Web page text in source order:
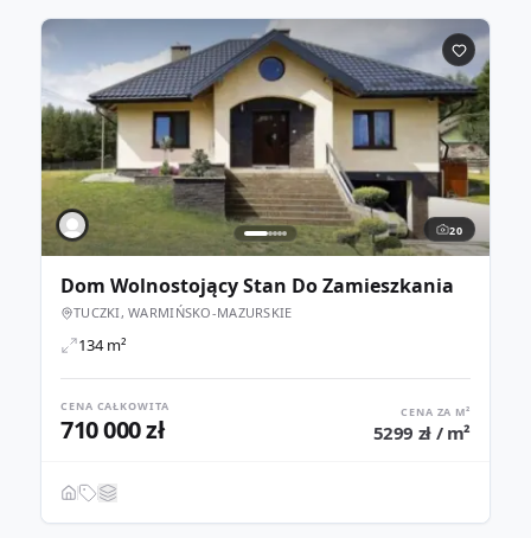
20
Dom Wolnostojący Stan Do Zamieszkania
TUCZKI, WARMIŃSKO-MAZURSKIE
134 m²
CENA CAŁKOWITA
710 000 zł
CENA ZA M²
5299 zł / m²